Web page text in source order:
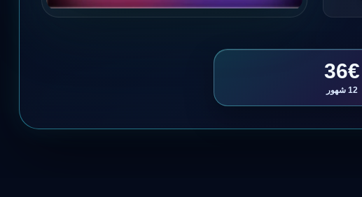
36€
12 شهور